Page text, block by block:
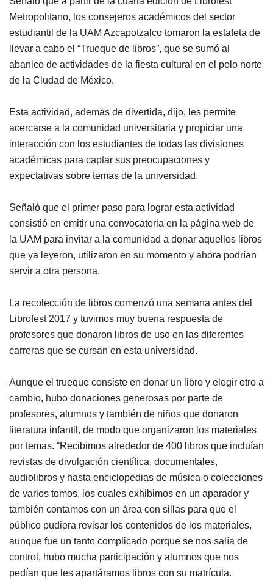
Metropolitano, los consejeros académicos del sector
estudiantil de la UAM Azcapotzalco tomaron la estafeta de
llevar a cabo el “Trueque de libros”, que se sumó al
abanico de actividades de la fiesta cultural en el polo norte
de la Ciudad de México.
Esta actividad, además de divertida, dijo, les permite
acercarse a la comunidad universitaria y propiciar una
interacción con los estudiantes de todas las divisiones
académicas para captar sus preocupaciones y
expectativas sobre temas de la universidad.
Señaló que el primer paso para lograr esta actividad
consistió en emitir una convocatoria en la página web de
la UAM para invitar a la comunidad a donar aquellos libros
que ya leyeron, utilizaron en su momento y ahora podrían
servir a otra persona.
La recolección de libros comenzó una semana antes del
Librofest 2017 y tuvimos muy buena respuesta de
profesores que donaron libros de uso en las diferentes
carreras que se cursan en esta universidad.
Aunque el trueque consiste en donar un libro y elegir otro a
cambio, hubo donaciones generosas por parte de
profesores, alumnos y también de niños que donaron
literatura infantil, de modo que organizaron los materiales
por temas. “Recibimos alrededor de 400 libros que incluían
revistas de divulgación científica, documentales,
audiolibros y hasta enciclopedias de música o colecciones
de varios tomos, los cuales exhibimos en un aparador y
también contamos con un área con sillas para que el
público pudiera revisar los contenidos de los materiales,
aunque fue un tanto complicado porque se nos salía de
control, hubo mucha participación y alumnos que nos
pedían que les apartáramos libros con su matrícula.